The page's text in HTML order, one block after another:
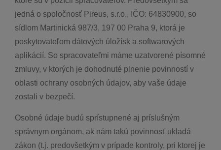
jedná o spoločnosť Pireus, s.r.o., IČO: 64830900, so
sídlom Martinická 987/3, 197 00 Praha 9, ktorá je
poskytovateľom dátových úložísk a softwarových
aplikácií. So spracovateľmi máme uzatvorené písomné
zmluvy, v ktorých je dohodnuté plnenie povinností v
oblasti ochrany osobných údajov, aby vaše údaje
zostali v bezpečí.
Osobné údaje budú sprístupnené aj príslušným
správnym orgánom, ak nám takú povinnosť ukladá
zákon (t.j. predovšetkým v prípade kontroly, pri ktorej je